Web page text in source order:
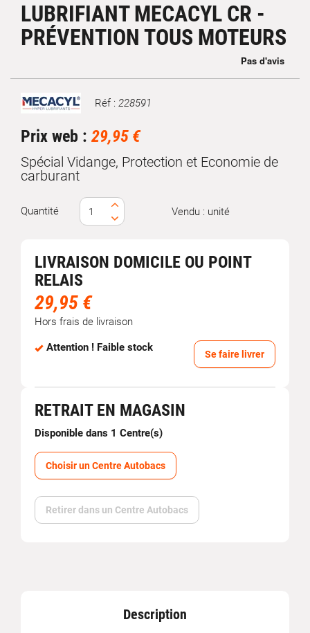
LUBRIFIANT MECACYL CR -
PRÉVENTION TOUS MOTEURS
Marque Réf : 228591
Prix web : 29,95 €
Spécial Vidange, Protection et Economie de
carburant
Quantité Vendu : unité
LIVRAISON DOMICILE OU POINT
RELAIS
29,95 €
Hors frais de livraison
Attention ! Faible stock
Se faire livrer
RETRAIT EN MAGASIN
Disponible dans 1 Centre(s)
Choisir un Centre Autobacs
Retirer dans un Centre Autobacs
Description